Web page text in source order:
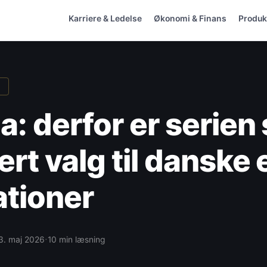
Karriere & Ledelse Økonomi & Finans
derfor er
valg til danske
maj 2026·10 min læsning